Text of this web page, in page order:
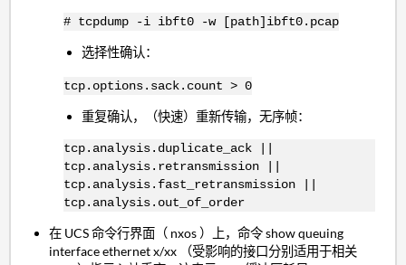
# tcpdump -i ibft0 -w [path]ibft0.pcap
选择性确认：
tcp.options.sack.count > 0
重复确认，（快速）重新传输，无序帧：
tcp.analysis.duplicate_ack ||
tcp.analysis.retransmission ||
tcp.analysis.fast_retransmission ||
tcp.analysis.out_of_order
在 UCS 命令行界面（ nxos ）上，命令 show queuing
interface ethernet x/xx （受影响的接口分别适用于相关